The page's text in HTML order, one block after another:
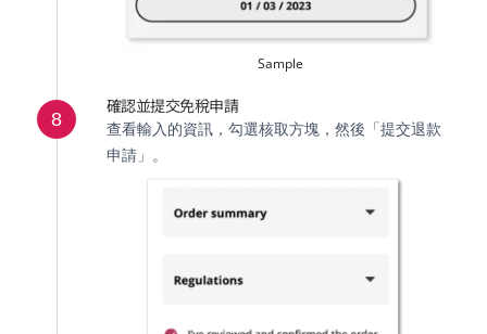
Sample
8
確認並提交免稅申請
查看輸入的資訊，勾選核取方塊，然後「提交退款
申請」。